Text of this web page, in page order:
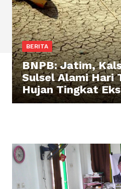
BERITA
BNPB: Jatim,
Sulsel Alami Hari
Hujan Tingkat